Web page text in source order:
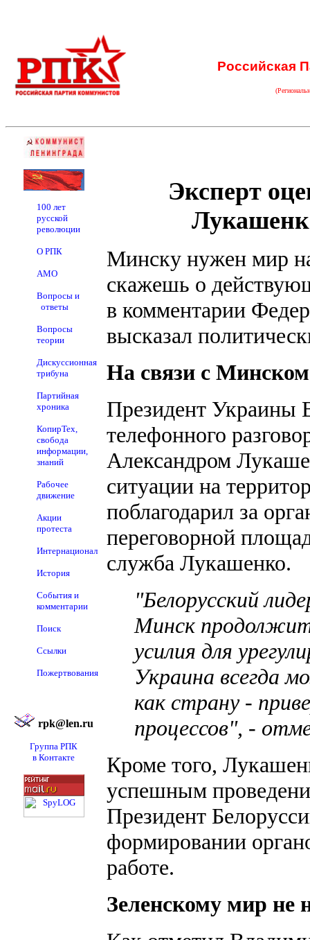
Российская
100 лет
русской
революции
О РПК
АМО
Вопросы и
ответы
Вопросы
теории
Дискуссионная
трибуна
Партийная
хроника
КопирТех,
свобода
информации,
знаний
Рабочее
движение
Акции
протеста
Интернационал
История
События и
комментарии
Поиск
Ссылки
Пожертвования
rpk@len.ru
Группа РПК
в Контакте
Эксперт
Минску нужен мир
скажешь о
в комментарии
высказал
На связи с Минском
Президент Украины
телефонного
Александром
ситуации на
поблагодарил за
переговорной
служба Лукашенко.
"Белорусский
Минск продолжит
усилия для
Украина всегда
как страну -
процессов", -
Кроме того,
успешным
Президент
формировании
работе.
Зеленскому мир не